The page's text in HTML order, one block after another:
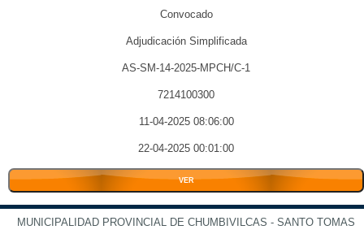
Convocado
Adjudicación Simplificada
AS-SM-14-2025-MPCH/C-1
7214100300
11-04-2025 08:06:00
22-04-2025 00:01:00
VER
MUNICIPALIDAD PROVINCIAL DE CHUMBIVILCAS - SANTO TOMAS